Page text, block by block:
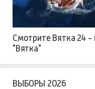
Смотрите Вятка 24 -
"Вятка"
ВЫБОРЫ 2026